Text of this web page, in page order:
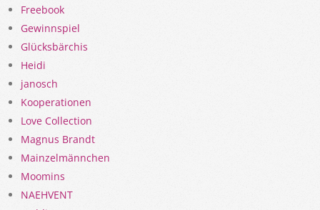
Freebook
Gewinnspiel
Glücksbärchis
Heidi
janosch
Kooperationen
Love Collection
Magnus Brandt
Mainzelmännchen
Moomins
NAEHVENT